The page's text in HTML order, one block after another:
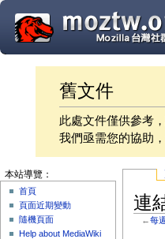
舊文件
此處文件僅供參考
我們亟需您的協助
連
←每
本站導覽：
首頁
頁面近期變動
隨機頁面
Help about MediaWiki